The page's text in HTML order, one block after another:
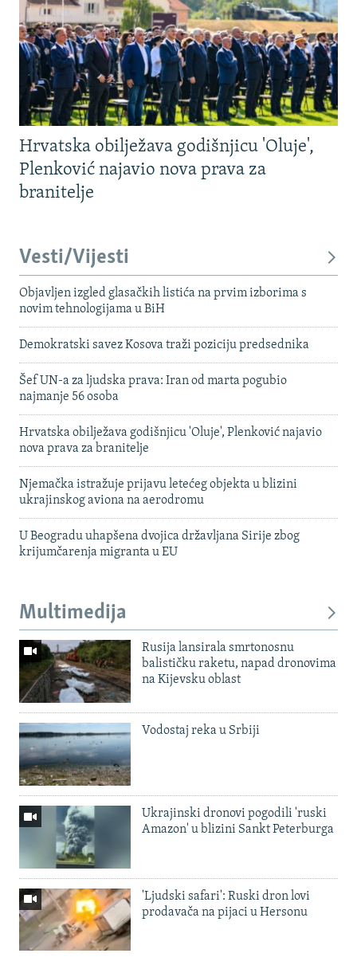
Hrvatska obilježava godišnjicu 'Oluje',
Plenković najavio nova prava za
branitelje
Vesti/Vijesti
Objavljen izgled glasačkih listića na prvim izborima s
novim tehnologijama u BiH
Demokratski savez Kosova traži poziciju predsednika
Šef UN-a za ljudska prava: Iran od marta pogubio
najmanje 56 osoba
Hrvatska obilježava godišnjicu 'Oluje', Plenković najavio
nova prava za branitelje
Njemačka istražuje prijavu letećeg objekta u blizini
ukrajinskog aviona na aerodromu
U Beogradu uhapšena dvojica državljana Sirije zbog
krijumčarenja migranta u EU
Multimedija
Rusija lansirala smrtonosnu
balističku raketu, napad dronovima
na Kijevsku oblast
Vodostaj reka u Srbiji
Ukrajinski dronovi pogodili 'ruski
Amazon' u blizini Sankt Peterburga
'Ljudski safari': Ruski dron lovi
prodavača na pijaci u Hersonu